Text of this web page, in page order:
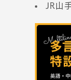
JR山